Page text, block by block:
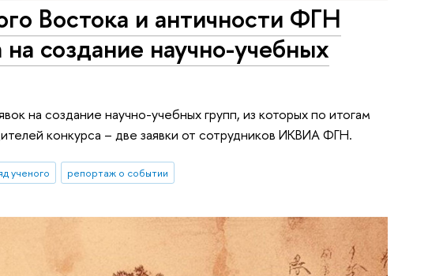
Востока и античности ФГН
создание научно-учебных
на создание научно-учебных групп, из которых по итогам
конкурса – две заявки от сотрудников ИКВИА ФГН.
ученого репортаж о событии